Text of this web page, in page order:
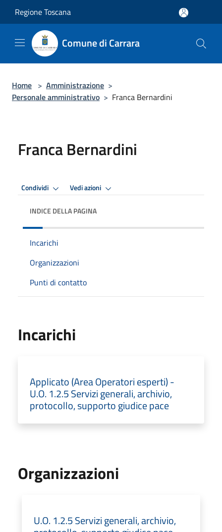
Regione Toscana
Comune di Carrara
Home > Amministrazione >
Personale amministrativo > Franca Bernardini
Franca Bernardini
Condividi Vedi azioni
INDICE DELLA PAGINA
Incarichi
Organizzazioni
Punti di contatto
Incarichi
Applicato (Area Operatori esperti) -
U.O. 1.2.5 Servizi generali, archivio,
protocollo, supporto giudice pace
Organizzazioni
U.O. 1.2.5 Servizi generali, archivio,